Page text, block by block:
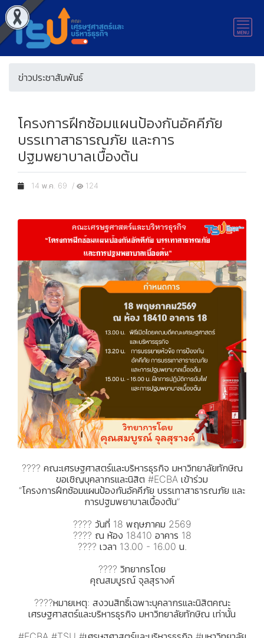
ข่าวประชาสัมพันธ์
โครงการฝึกซ้อมแผนป้องกันอัคคีภัย
บรรเทาสาธารณภัย และการ
ปฐมพยาบาลเบื้องต้น
14 พ.ค. 69 / 124
???? คณะเศรษฐศาสตร์และบริหารธุรกิจ มหาวิทยาลัยทักษิณ
ขอเชิญบุคลากรและนิสิต #ECBA เข้าร่วม
“โครงการฝึกซ้อมแผนป้องกันอัคคีภัย บรรเทาสาธารณภัย และ
การปฐมพยาบาลเบื้องต้น”
???? วันที่ 18 พฤษภาคม 2569
???? ณ ห้อง 18410 อาคาร 18
???? เวลา 13.00 - 16.00 น.
???? วิทยากรโดย
คุณสมบูรณ์ จุลสุรางค์
????หมายเหตุ: สงวนสิทธิ์เฉพาะบุคลากรและนิสิตคณะ
เศรษฐศาสตร์และบริหารธุรกิจ มหาวิทยาลัยทักษิณ เท่านั้น